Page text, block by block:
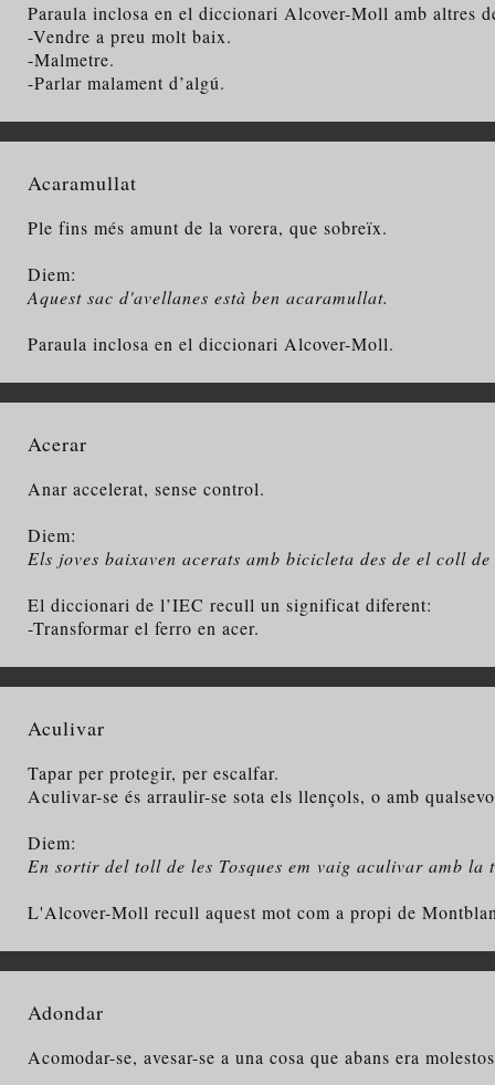
Paraula inclosa en el diccionari Alcover-Moll amb altres
-Vendre a preu molt baix.
-Malmetre.
-Parlar malament d’algú.
Acaramullat
Ple fins més amunt de la vorera, que sobreïx.
Diem:
Aquest sac d'avellanes està ben acaramullat.
Paraula inclosa en el diccionari Alcover-Moll.
Acerar
Anar accelerat, sense control.
Diem:
Els joves baixaven acerats amb bicicleta des de el coll
El diccionari de l’IEC recull un significat diferent:
-Transformar el ferro en acer.
Aculivar
Tapar per protegir, per escalfar.
Aculivar-se és arraulir-se sota els llençols, o amb
Diem:
En sortir del toll de les Tosques em vaig aculivar amb la
L'Alcover-Moll recull aquest mot com a propi de
Adondar
Acomodar-se, avesar-se a una cosa que abans era